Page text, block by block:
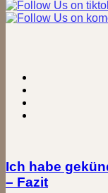
Ich habe
– Fazit